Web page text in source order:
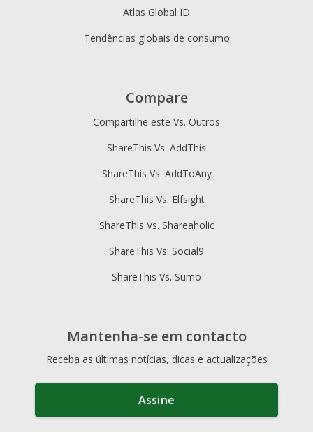
Atlas Global ID
Tendências globais de consumo
Compare
Compartilhe este Vs. Outros
ShareThis Vs. AddThis
ShareThis Vs. AddToAny
ShareThis Vs. Elfsight
ShareThis Vs. Shareaholic
ShareThis Vs. Social9
ShareThis Vs. Sumo
Mantenha-se em contacto
Receba as últimas notícias, dicas e actualizações
Assine